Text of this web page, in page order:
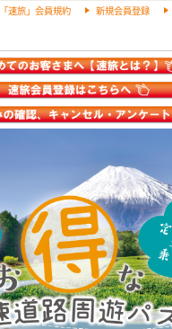
「速旅」会員規約 新規会員登録